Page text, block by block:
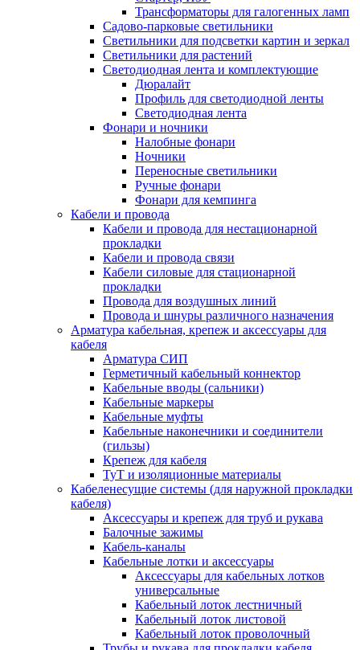
Трансформаторы для галогенных ламп
Садово-парковые светильники
Светильники для подсветки картин и зеркал
Светильники для растений
Светодиодная лента и комплектующие
Дюралайт
Профиль для светодиодной ленты
Светодиодная лента
Фонари и ночники
Налобные фонари
Ночники
Переносные светильники
Ручные фонари
Фонари для кемпинга
Кабели и провода
Кабели и провода для нестационарной
прокладки
Кабели и провода связи
Кабели силовые для стационарной
прокладки
Провода для воздушных линий
Провода и шнуры различного назначения
Арматура кабельная, крепеж и аксессуары для
кабеля
Арматура СИП
Герметичный кабельный коннектор
Кабельные вводы (сальники)
Кабельные маркеры
Кабельные муфты
Кабельные наконечники и соединители
(гильзы)
Крепеж для кабеля
ТуТ и изоляционные материалы
Кабеленесущие системы (для наружной прокладки
кабеля)
Аксессуары и крепеж для труб и рукава
Балочные зажимы
Кабель-каналы
Кабельные лотки и аксессуары
Аксессуары для кабельных лотков
универсальные
Кабельный лоток лестничный
Кабельный лоток листовой
Кабельный лоток проволочный